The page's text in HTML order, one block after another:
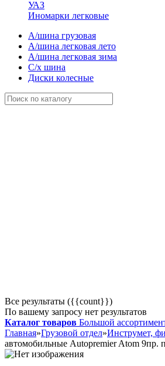
УАЗ
Иномарки легковые
А/шина грузовая
А/шина легковая лето
А/шина легковая зима
С/х шина
Диски колесные
Все результаты ({{count}})
По вашему запросу нет результатов
Каталог товаров Большой
Главная»Грузовой отдел»Инструмет,
автомобильные Autopremier Atom 9пр.